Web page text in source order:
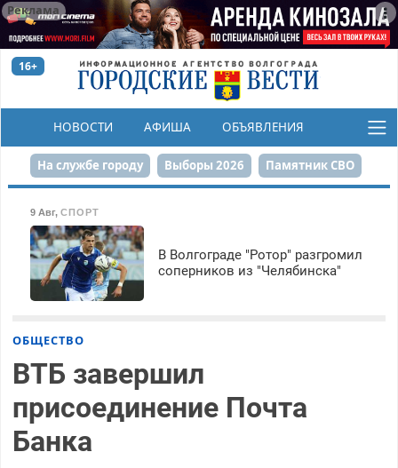
Реклама
16+
НОВОСТИ АФИША ОБЪЯВЛЕНИЯ
КОНКУРСЫ
На службе городу Выборы 2026 Памятник СВО
Набережная День Победы
80-летие Победы Парк Героев-летчиков
9 Авг, СПОРТ
В Волгограде "Ротор" разгромил
соперников из "Челябинска"
ОБЩЕСТВО
ВТБ завершил
присоединение Почта
Банка